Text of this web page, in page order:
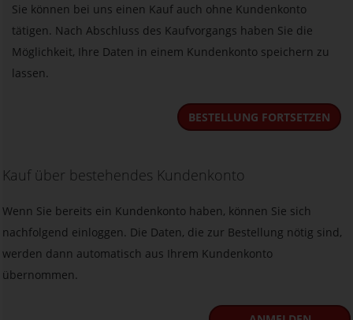
Sie können bei uns einen Kauf auch ohne Kundenkonto
tätigen. Nach Abschluss des Kaufvorgangs haben Sie die
Möglichkeit, Ihre Daten in einem Kundenkonto speichern zu
lassen.
BESTELLUNG FORTSETZEN
Kauf über bestehendes Kundenkonto
Wenn Sie bereits ein Kundenkonto haben, können Sie sich
nachfolgend einloggen. Die Daten, die zur Bestellung nötig sind,
werden dann automatisch aus Ihrem Kundenkonto
übernommen.